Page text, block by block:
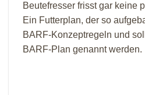
Beutefresser frisst gar keine
Ein Futterplan, der so
BARF-Konzeptregeln und
BARF-Plan genannt werden.